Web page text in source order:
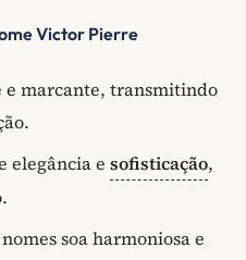
Victor Pierre
marcante, transmitindo
elegância e sofisticação,
soa harmoniosa e